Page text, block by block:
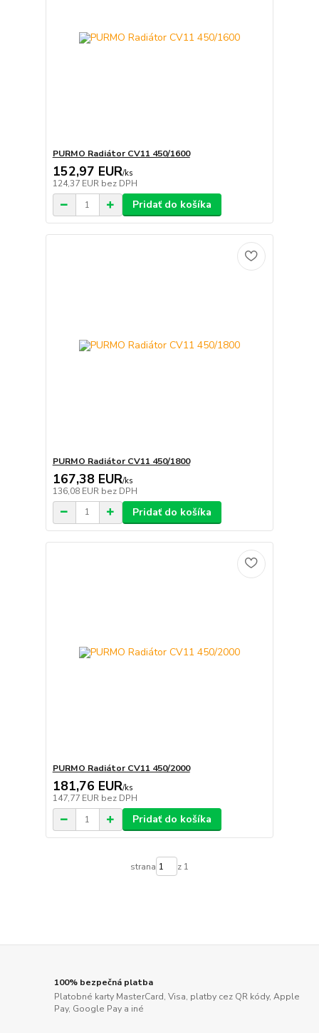
PURMO Radiátor CV11 450/1600
152,97 EUR/ks
124,37 EUR bez DPH
Pridať do košíka
PURMO Radiátor CV11 450/1800
167,38 EUR/ks
136,08 EUR bez DPH
Pridať do košíka
PURMO Radiátor CV11 450/2000
181,76 EUR/ks
147,77 EUR bez DPH
Pridať do košíka
strana z 1
100% bezpečná platba
Platobné karty MasterCard, Visa, platby cez QR kódy, Apple
Pay, Google Pay a iné